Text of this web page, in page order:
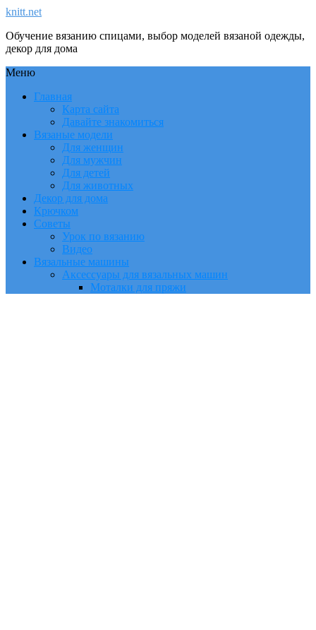
knitt.net
Обучение вязанию спицами, выбор моделей вязаной одежды,
декор для дома
Меню
Главная
Карта сайта
Давайте знакомиться
Вязаные модели
Для женщин
Для мужчин
Для детей
Для животных
Декор для дома
Крючком
Советы
Урок по вязанию
Видео
Вязальные машины
Аксессуары для вязальных машин
Моталки для пряжи